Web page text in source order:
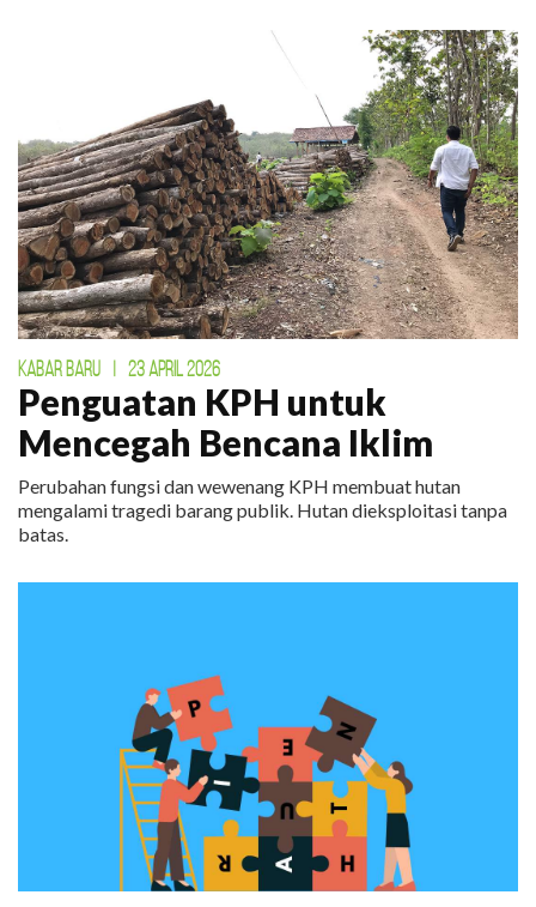
KABAR BARU | 23 APRIL 2026
Penguatan KPH untuk
Mencegah Bencana Iklim
Perubahan fungsi dan wewenang KPH membuat hutan
mengalami tragedi barang publik. Hutan dieksploitasi tanpa
batas.